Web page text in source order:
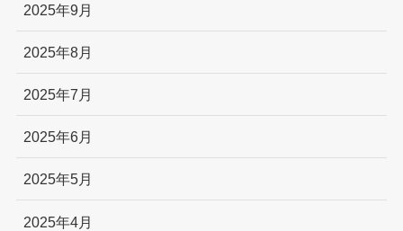
2025年9月
2025年8月
2025年7月
2025年6月
2025年5月
2025年4月